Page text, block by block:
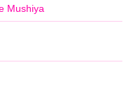
Mushiya